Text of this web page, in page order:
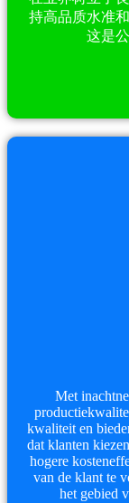
持高品质水准
这是
Met
kwaliteit en
dat klanten
hogere
van de klant te
het gebied